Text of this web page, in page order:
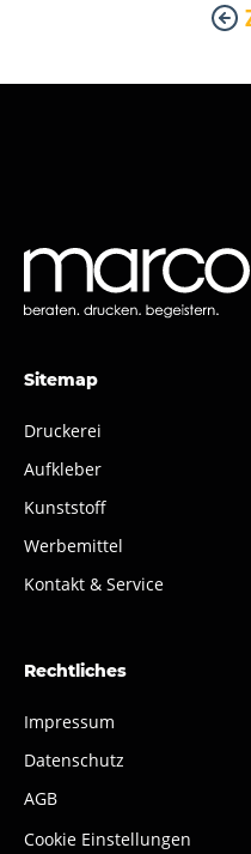
Sitemap
Druckerei
Aufkleber
Kunststoff
Werbemittel
Kontakt & Service
Rechtliches
Impressum
Datenschutz
AGB
Cookie Einstellungen